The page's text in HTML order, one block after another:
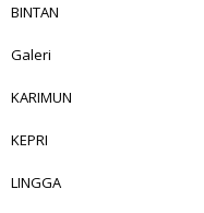
BINTAN
Galeri
KARIMUN
KEPRI
LINGGA